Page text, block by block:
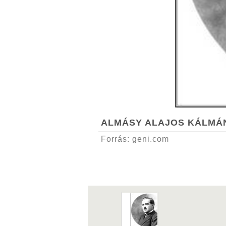
ALMÁSY ALAJOS
Forrás: geni.com